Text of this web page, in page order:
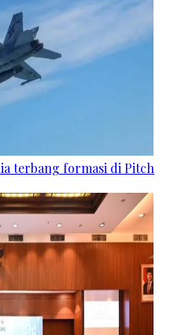
terbang formasi di Pitch